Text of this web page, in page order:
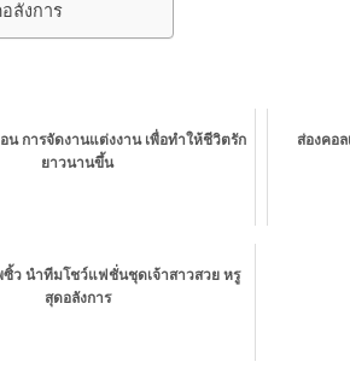
ลังการ
อน การจัดงานแต่งงาน เพื่อทำให้ชีวิตรัก
ยาวนานขึ้น
ส่องคอ
ซิ้ว นำทีมโชว์แฟชั่นชุดเจ้าสาวสวย หรู
สุดอลังการ